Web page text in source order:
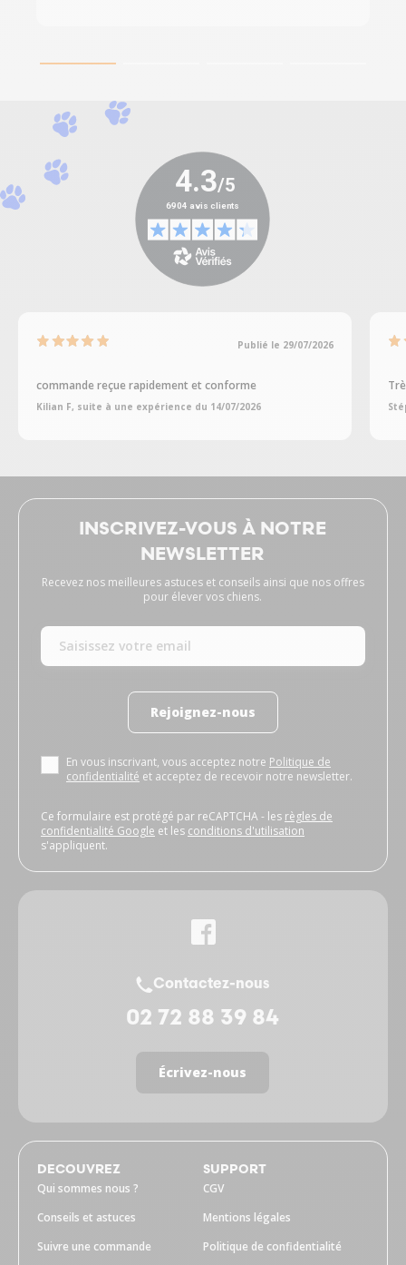
Publié le 29/07/2026
commande reçue rapidement et conforme
Kilian F, suite à une expérience du 14/07/2026
INSCRIVEZ-VOUS À NOTRE
NEWSLETTER
Recevez nos meilleures astuces et conseils ainsi que nos offres
pour élever vos chiens.
Rejoignez-nous
En vous inscrivant, vous acceptez notre Politique de
confidentialité et acceptez de recevoir notre newsletter.
Ce formulaire est protégé par reCAPTCHA - les règles de
confidentialité Google et les conditions d'utilisation
s'appliquent.
Contactez-nous
02 72 88 39 84
Écrivez-nous
DECOUVREZ
Qui sommes nous ?
Conseils et astuces
Suivre une commande
SUPPORT
CGV
Mentions légales
Politique de confidentialité